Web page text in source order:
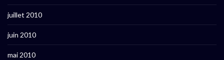
juillet 2010
juin 2010
mai 2010